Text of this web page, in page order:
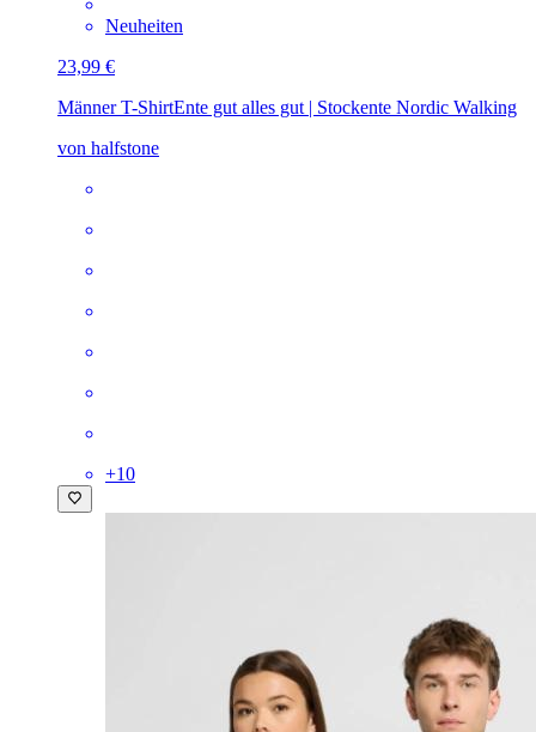
Neuheiten
23,99 €
Männer T-ShirtEnte gut alles gut | Stockente Nordic Walking
von halfstone
+10